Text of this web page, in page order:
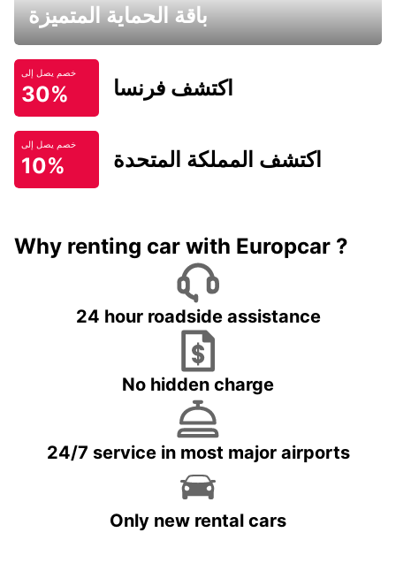
باقة الحماية المتميزة
خصم يصل إلى
30% اكتشف فرنسا
خصم يصل إلى
10% اكتشف المملكة المتحدة
Why renting car with Europcar ?
24 hour roadside assistance
No hidden charge
24/7 service in most major airports
Only new rental cars